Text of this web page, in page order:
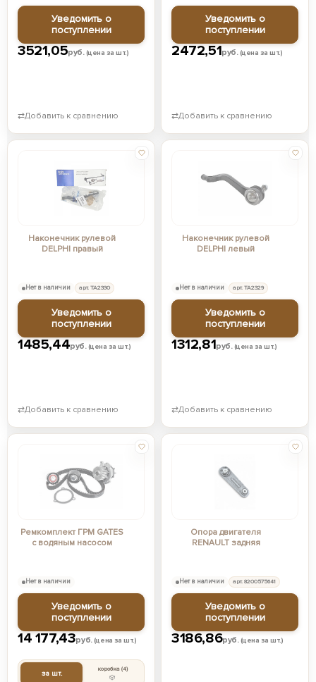
3521,05руб.(цена за шт.)
Уведомить о
поступлении
⇄Добавить к сравнению
2472,51руб.(цена за шт.)
Уведомить о
поступлении
⇄Добавить к сравнению
Наконечник рулевой
DELPHI правый
1485,44руб.(цена за шт.)
Нет в наличии арт. TA2330
Уведомить о
поступлении
⇄Добавить к сравнению
Наконечник рулевой
DELPHI левый
1312,81руб.(цена за шт.)
Нет в наличии арт. TA2329
Уведомить о
поступлении
⇄Добавить к сравнению
Ремкомплект ГРМ GATES
с водяным насосом
14 177,43руб.(цена за шт.)
за шт. коробка(4)
Нет в наличии
Уведомить о
поступлении
Опора двигателя
RENAULT задняя
3186,86руб.(цена за шт.)
Нет в наличии арт. 8200575641
Уведомить о
поступлении